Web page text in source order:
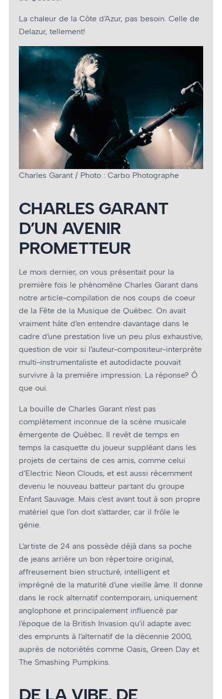
La chaleur de la Côte d’Azur, pas besoin. Celle de
Delazur, tellement!
Charles Garant / Photo : Carbo Photographe
CHARLES GARANT
D’UN AVENIR
PROMETTEUR
Le mois dernier, on vous présentait pour la
première fois le phénomène Charles Garant dans
notre article-compilation de nos coups de coeur
de la Fête de la Musique de Québec. On avait
vraiment hâte d’en entendre davantage dans le
cadre d‘une prestation live un peu plus exhaustive,
question de voir si l’auteur-compositeur-interprète
multi-instrumentaliste et autodidacte pouvait
survivre à la première impression. La réponse? Ô
que oui.
La bouille de Charles Garant n’est pas
complètement inconnue de la scène musicale
émergente de Québec. Il revêt de temps en
temps la casquette du joueur suppléant dans les
projets de certains de ces amis, comme celui
d’Electric Neon Clouds, et est aussi récemment
devenu le nouveau batteur partant du groupe
Enfant Sauvage. Mais c’est avant tout à son propre
matériel que l’on doit s’attarder, car il frôle le
génie.
L’artiste de 24 ans possède déjà dans sa poche
de jeans arrière un bon répertoire original,
affreusement bien structuré, intelligent et
imprégné de la maturité d’une vieille âme. Il donne
dans le rock alternatif contemporain, uniquement
anglophone et principalement influencé par
l’époque de la British Invasion qu’il adapte avec
des emprunts à l’alternatif de la décennie 2000,
auprès de notoriétés comme Oasis, Green Day et
The Smashing Pumpkins.
DE LA VIBE, DE